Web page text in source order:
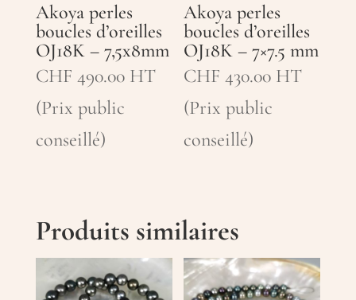
Akoya perles
boucles d’oreilles
OJ18K – 7,5x8mm
CHF 490.00 HT
(Prix public
conseillé)
Akoya perles
boucles d’oreilles
OJ18K – 7×7.5 mm
CHF 430.00 HT
(Prix public
conseillé)
Produits similaires